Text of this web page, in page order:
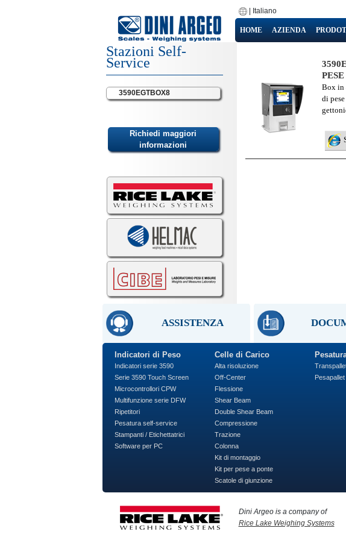
| Italiano
HOME AZIENDA
Stazioni Self-
Service
3590EGTBOX8
Box in
di
ASSISTENZA
Indicatori di Peso
Indicatori serie 3590
Serie 3590 Touch Screen
Microcontrollori CPW
Multifunzione serie DFW
Ripetitori
Pesatura self-service
Stampanti / Etichettatrici
Software per PC
Celle di Carico
Alta risoluzione
Off-Center
Flessione
Shear Beam
Double Shear Beam
Compressione
Trazione
Colonna
Kit di montaggio
Kit per pese a ponte
Scatole di giunzione
Pesapallet
Dini Argeo is a company of
Rice Lake Weighing Systems